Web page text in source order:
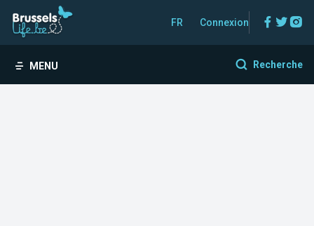
FR Connexion
MENU Recherche